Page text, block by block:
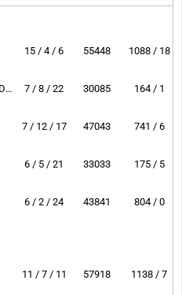
15 / 4 / 6 55448 1088 / 18
LeBronDota 7 / 8 / 22 30085 164 / 1
7 / 12 / 17 47043 741 / 6
6 / 5 / 21 33033 175 / 5
6 / 2 / 24 43841 804 / 0
11 / 7 / 11 57918 1138 / 7